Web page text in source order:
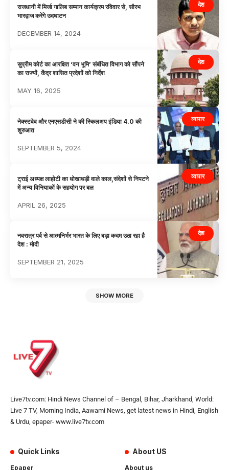
देश
राजधानी में मिर्जा गालिब सम्मान कार्यक्रम रविवार से, सौरभ
भारद्वाज करेंगे उदघाटन
DECEMBER 14, 2024
देश
सुप्रीम कोर्ट का आरक्षित ‘वन भूमि’ संबंधित विभाग को सौंपने
का राज्यों, केंद्र शासित प्रदेशों को निर्देश
MAY 16, 2025
व्यापार
नेक्स्टवेव और एनएसडीसी ने की स्किलअप इंडिया 4.0 की
शुरुआत
SEPTEMBER 5, 2024
व्यापार
ट्राई अध्यक्ष लाहोटी का धोखाधड़ी वाले काल,संदेशों से निपटने
में अन्य विनियाकों के सहयोग पर बल
APRIL 26, 2025
देश
नवरात्र पर्व से आत्मनिर्भर भारत के लिए बड़ा कदम उठा रहा है
देश : मोदी
SEPTEMBER 21, 2025
SHOW MORE
Live7tv.com: Hindi News Channel of – Bengal, Bihar, Jharkhand, World:
Live 7 TV, Morning India, Aawami News, get latest news in Hindi, English
& Urdu, epaper- www.live7tv.com
Quick Links
Epaper
About US
About us